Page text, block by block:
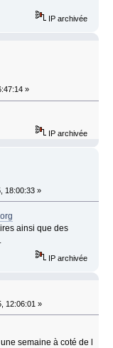
IP archivée
»
IP archivée
18:00:33 »
ainsi que des
IP archivée
12:06:01 »
semaine à coté de l